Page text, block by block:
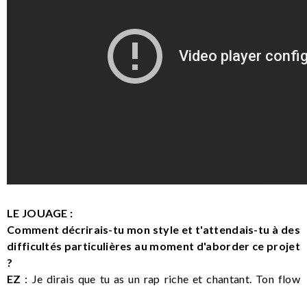
LE JOUAGE :
Comment décrirais-tu mon style et t'attendais-tu à des
difficultés particulières au moment d'aborder ce projet
?
EZ : Je dirais que tu as un rap riche et chantant. Ton flow